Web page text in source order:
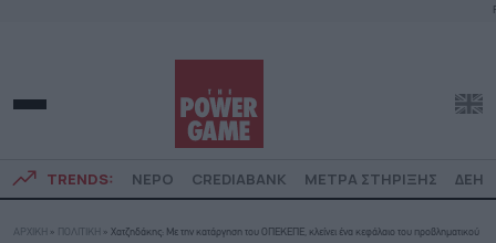
TRENDS: ΝΕΡΟ CREDIABANK ΜΕΤΡΑ ΣΤΗΡΙΞΗΣ ΔΕΗ
ΑΡΧΙΚΗ » ΠΟΛΙΤΙΚΗ » Xατζηδάκης: Με την κατάργηση του ΟΠΕΚΕΠΕ, κλείνει ένα κεφάλαιο του προβληματικού